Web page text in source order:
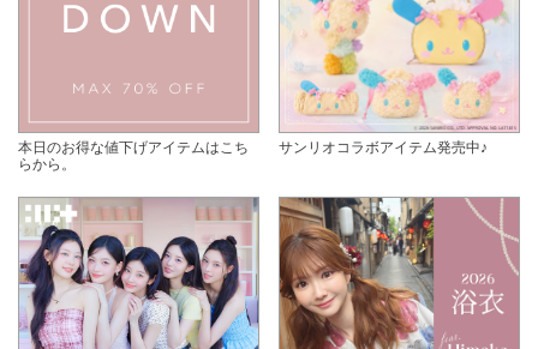
本日のお得な値下げアイテムはこち
らから。
サンリオコラボアイテム発売中♪